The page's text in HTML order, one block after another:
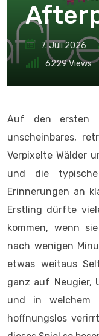
7. Juli 2026
6229Views
Auf den ersten
unscheinbares,
Verpixelte Wälder
und die
Erinnerungen an
Erstling dürfte
kommen, wenn
nach wenigen
etwas weitaus
ganz auf Neugier,
und in welchem
hoffnungslos